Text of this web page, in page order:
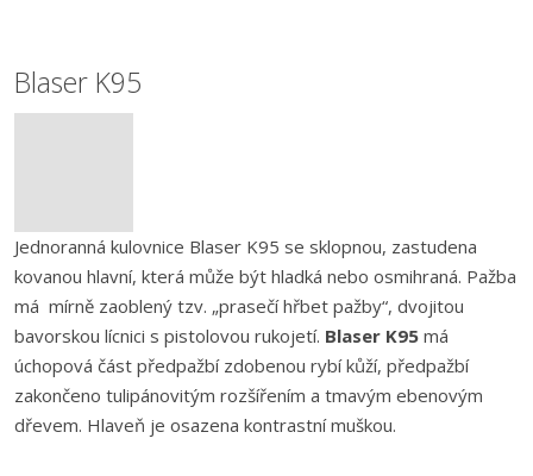
Blaser K95
Jednoranná kulovnice Blaser K95 se sklopnou, zastudena
kovanou hlavní, která může být hladká nebo osmihraná. Pažba
má mírně zaoblený tzv. „prasečí hřbet pažby“, dvojitou
bavorskou lícnici s pistolovou rukojetí. Blaser K95 má
úchopová část předpažbí zdobenou rybí kůží, předpažbí
zakončeno tulipánovitým rozšířením a tmavým ebenovým
dřevem. Hlaveň je osazena kontrastní muškou.